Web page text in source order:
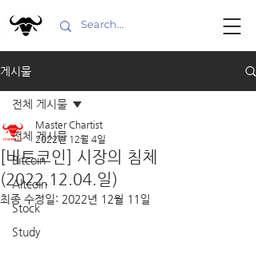
게시물
전체 게시물
Bitcoin
Altcoin
Stock
Study
전체 게시물
[비트코인] 시장의 침체
(2022.12.04.일)
Master Chartist
2022년 12월 4일
최종 수정일: 2022년 12월 11일